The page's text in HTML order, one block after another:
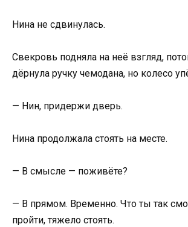
Нина не сдвинулась.
Свекровь подняла на неё взгляд,
дёрнула ручку чемодана, но колесо
— Нин, придержи дверь.
Нина продолжала стоять на месте.
— В смысле — поживёте?
— В прямом. Временно. Что ты так
пройти, тяжело стоять.